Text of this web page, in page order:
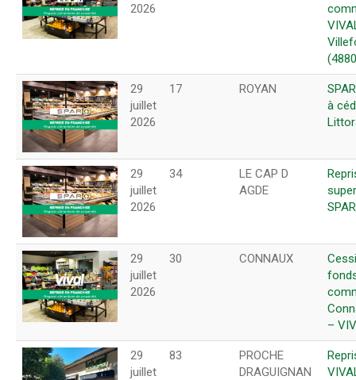
2026
29
juillet
2026
17 ROYAN
à
29
juillet
2026
34
LE CAP D
AGDE
29
juillet
2026
30 CONNAUX
–
29
juillet
83
PROCHE
DRAGUIGNAN